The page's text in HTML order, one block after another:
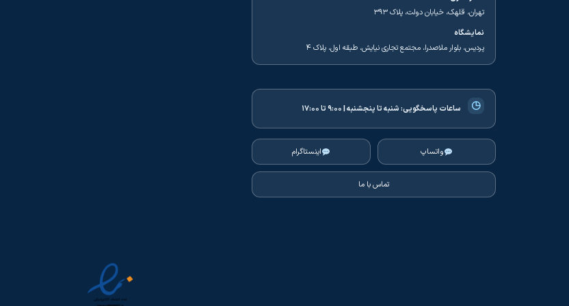
تهران، قلهک، خیابان دولت، پلاک ۳۹۳
نمایشگاه
پردیس، بلوار ملاصدرا، مجتمع تجاری نیایش، طبقه اول، پلاک ۴
◷ ساعات پاسخگویی:شنبه تا پنجشنبه | ۹:۰۰ تا ۱۷:۰۰
واتساپ اینستاگرام
تماس با ما